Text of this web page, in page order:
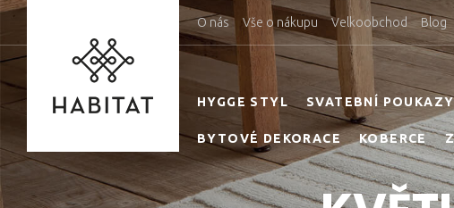
O nás Vše o nákupu Velkoobchod Blog
HYGGE STYL SVATEBNÍ POUKAZY
BYTOVÉ DEKORACE KOBERCE